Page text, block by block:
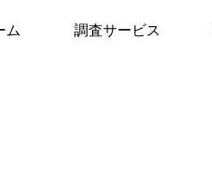
ム 調査サービス